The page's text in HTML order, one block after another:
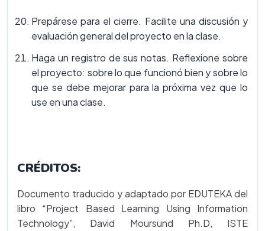
Prepárese para el cierre. Facilite una discusión y
evaluación general del proyecto en la clase.
Haga un registro de sus notas. Reflexione sobre
el proyecto: sobre lo que funcionó bien y sobre lo
que se debe mejorar para la próxima vez que lo
use en una clase.
CRÉDITOS:
Documento traducido y adaptado por EDUTEKA del
libro “Project Based Learning Using Information
Technology”, David Moursund Ph.D, ISTE